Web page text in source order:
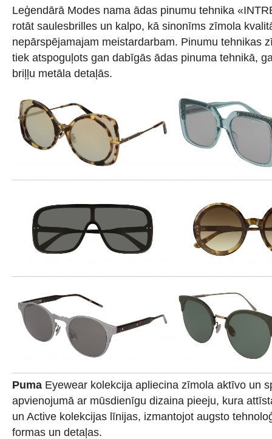
Leģendārā Modes nama ādas pinumu tehnika
rotāt saulesbrilles un kalpo, kā sinonīms zīmola
nepārspējamajam meistardarbam. Pinumu tehnikas
tiek atspoguļots gan dabīgās ādas pinuma tehnikā,
briļļu metāla detaļās.
Puma Eyewear kolekcija apliecina zīmola aktīvo un
apvienojumā ar mūsdienīgu dizaina pieeju, kura
un Active kolekcijas līnijas, izmantojot augsto
formas un detaļas.